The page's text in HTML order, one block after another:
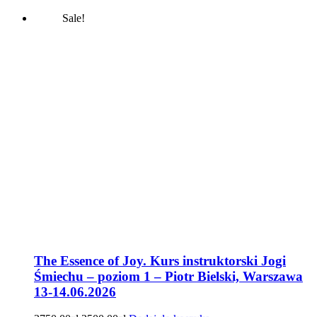
Sale!
The Essence of Joy. Kurs instruktorski Jogi
Śmiechu – poziom 1 – Piotr Bielski, Warszawa
13-14.06.2026